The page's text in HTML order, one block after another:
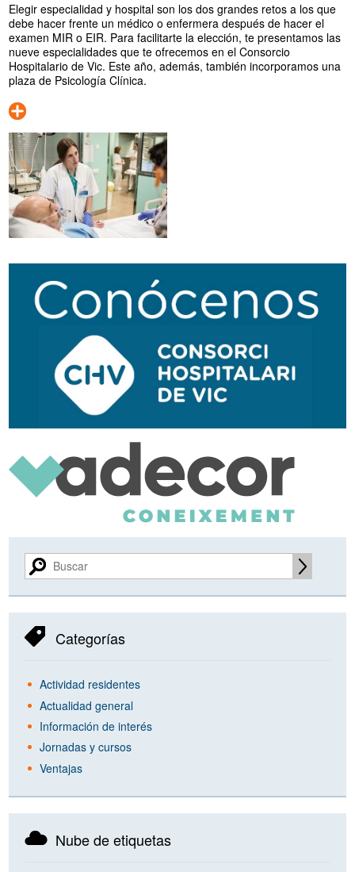
Elegir especialidad y hospital son los dos grandes retos a los que
debe hacer frente un médico o enfermera después de hacer el
examen MIR o EIR. Para facilitarte la elección, te presentamos las
nueve especialidades que te ofrecemos en el Consorcio
Hospitalario de Vic. Este año, además, también incorporamos una
plaza de Psicología Clínica.
Navegación
secundaria
Categorías
Actividad residentes
Actualidad general
Información de interés
Jornadas y cursos
Ventajas
Nube de etiquetas